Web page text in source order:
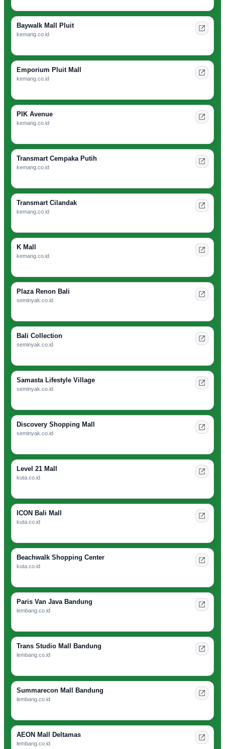
Baywalk Mall Pluit
kemang.co.id
Emporium Pluit Mall
kemang.co.id
PIK Avenue
kemang.co.id
Transmart Cempaka Putih
kemang.co.id
Transmart Cilandak
kemang.co.id
K Mall
kemang.co.id
Plaza Renon Bali
seminyak.co.id
Bali Collection
seminyak.co.id
Samasta Lifestyle Village
seminyak.co.id
Discovery Shopping Mall
seminyak.co.id
Level 21 Mall
kuta.co.id
ICON Bali Mall
kuta.co.id
Beachwalk Shopping Center
kuta.co.id
Paris Van Java Bandung
lembang.co.id
Trans Studio Mall Bandung
lembang.co.id
Summarecon Mall Bandung
lembang.co.id
AEON Mall Deltamas
lembang.co.id